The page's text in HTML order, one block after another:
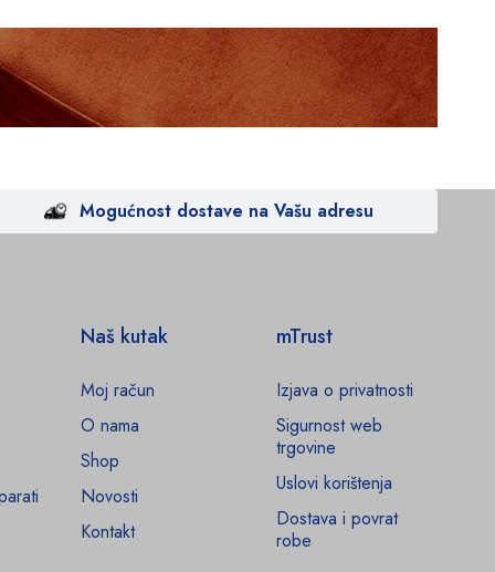
Mogućnost dostave na Vašu adresu
Naš kutak
Moj račun
O nama
Shop
Novosti
Kontakt
mTrust
Izjava o privatnosti
Sigurnost web
trgovine
Uslovi korištenja
Dostava i povrat
robe